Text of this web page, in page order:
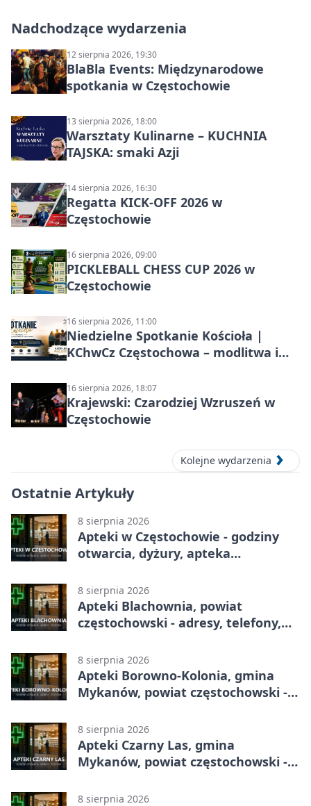
Nadchodzące wydarzenia
12 sierpnia 2026, 19:30
BlaBla Events: Międzynarodowe
spotkania w Częstochowie
13 sierpnia 2026, 18:00
Warsztaty Kulinarne – KUCHNIA
TAJSKA: smaki Azji
14 sierpnia 2026, 16:30
Regatta KICK-OFF 2026 w
Częstochowie
16 sierpnia 2026, 09:00
PICKLEBALL CHESS CUP 2026 w
Częstochowie
16 sierpnia 2026, 11:00
Niedzielne Spotkanie Kościoła |
KChwCz Częstochowa – modlitwa i
16 sierpnia 2026, 18:07
Krajewski: Czarodziej Wzruszeń w
Częstochowie
Kolejne wydarzenia
Ostatnie Artykuły
8 sierpnia 2026
Apteki w Częstochowie - godziny
otwarcia, dyżury, apteka
8 sierpnia 2026
Apteki Blachownia, powiat
częstochowski - adresy, telefony,
8 sierpnia 2026
Apteki Borowno-Kolonia, gmina
Mykanów, powiat częstochowski -
8 sierpnia 2026
Apteki Czarny Las, gmina
Mykanów, powiat częstochowski -
8 sierpnia 2026